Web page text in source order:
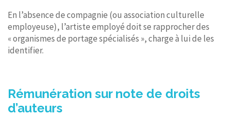
En l’absence de compagnie (ou association culturelle
employeuse), l’artiste employé doit se rapprocher des
« organismes de portage spécialisés », charge à lui de les
identifier.
Rémunération sur note de droits
d’auteurs